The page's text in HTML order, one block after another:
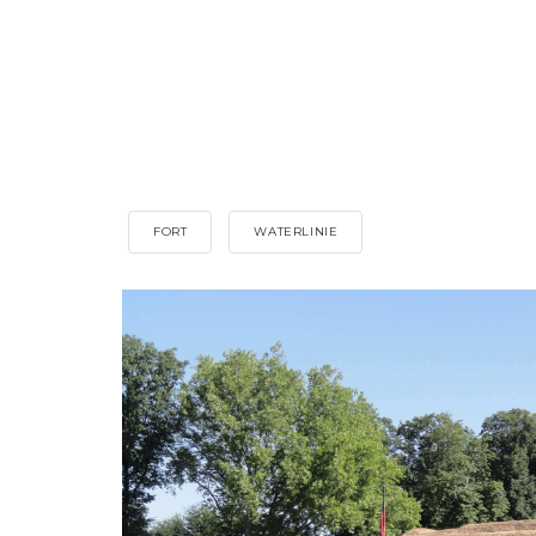
FORT WATERLINIE